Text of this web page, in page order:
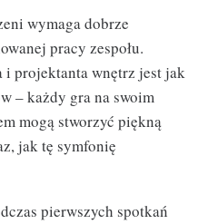
wymaga dobrze
pracy zespołu.
projektanta wnętrz jest jak
– każdy gra na swoim
mogą stworzyć piękną
jak tę symfonię
pierwszych spotkań